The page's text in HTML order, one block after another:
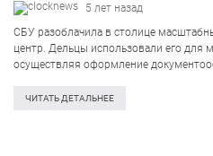
5 лет назад
СБУ разоблачила в столице
центр. Дельцы использовали его для
осуществляя оформление
этом сообщает пресс-служба Службы
ЧИТАТЬ ДЕТАЛЬНЕЕ